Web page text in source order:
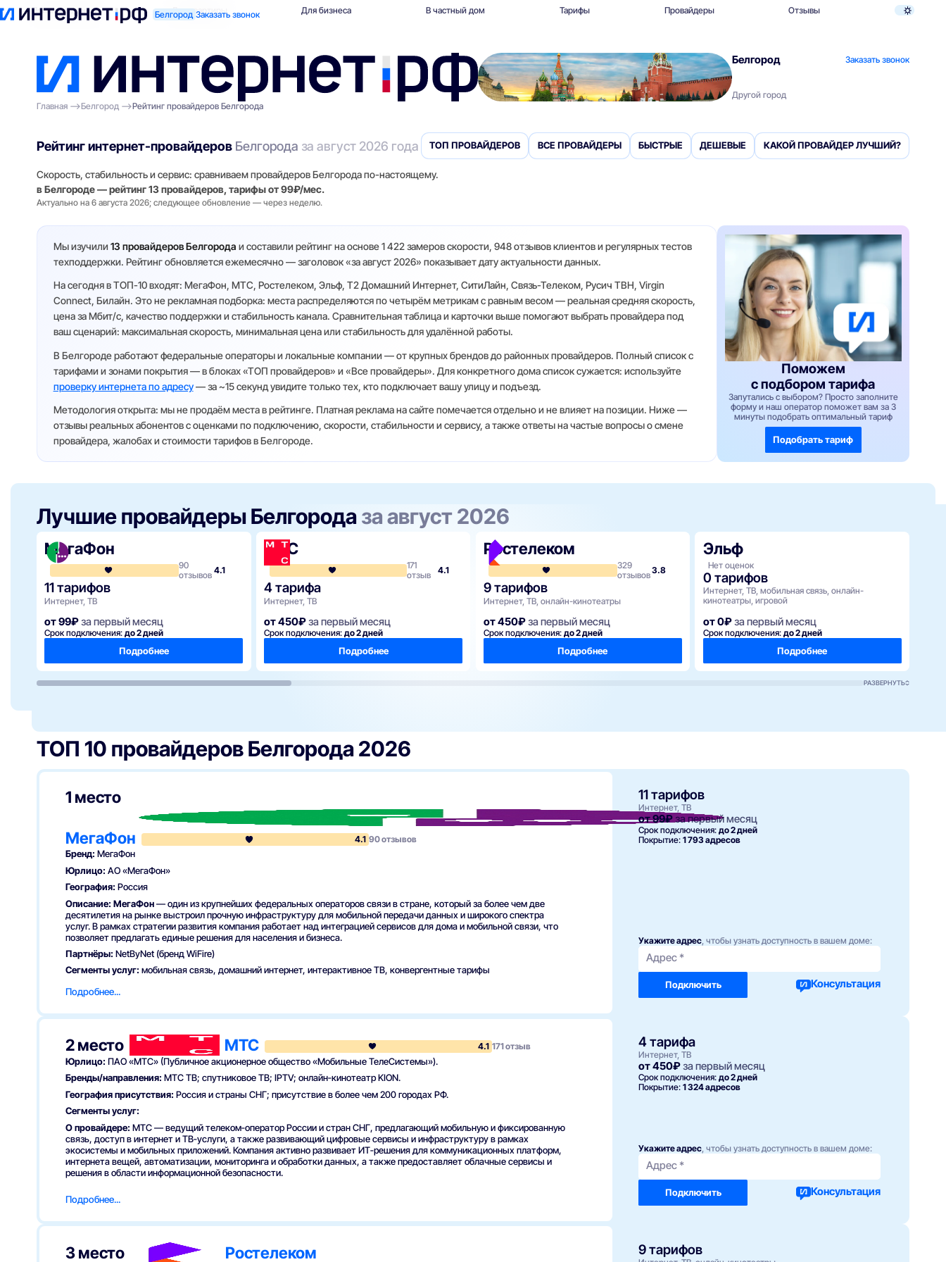
Белгород Заказать звонок
Поиск по адресу Для квартиры Для бизнеса В частный дом Тарифы Провайдеры Отзывы
Белгород Заказать звонок
Другой город
Главная
Белгород Рейтинг провайдеров Белгорода
Рейтинг интернет-провайдеров Белгорода за август 2026 года ТОП ПРОВАЙДЕРОВ ВСЕ ПРОВАЙДЕРЫ БЫСТРЫЕ ДЕШЕВЫЕ КАКОЙ ПРОВАЙДЕР ЛУЧШИЙ?
Скорость, стабильность и сервис: сравниваем провайдеров Белгорода по-настоящему.
в Белгороде — рейтинг 13 провайдеров, тарифы от 99₽/мес.
Актуально на 6 августа 2026; следующее обновление — через неделю.
Мы изучили 13 провайдеров Белгорода и составили рейтинг на основе 1 422 замеров скорости, 948 отзывов клиентов и регулярных тестов
техподдержки. Рейтинг обновляется ежемесячно — заголовок «за август 2026» показывает дату актуальности данных.
На сегодня в ТОП-10 входят: МегаФон, МТС, Ростелеком, Эльф, Т2 Домашний Интернет, СитиЛайн, Связь-Телеком, Русич ТВН, Virgin
Connect, Билайн. Это не рекламная подборка: места распределяются по четырём метрикам с равным весом — реальная средняя скорость,
цена за Мбит/с, качество поддержки и стабильность канала. Сравнительная таблица и карточки выше помогают выбрать провайдера под
ваш сценарий: максимальная скорость, минимальная цена или стабильность для удалённой работы.
В Белгороде работают федеральные операторы и локальные компании — от крупных брендов до районных провайдеров. Полный список с
тарифами и зонами покрытия — в блоках «ТОП провайдеров» и «Все провайдеры». Для конкретного дома список сужается: используйте
проверку интернета по адресу— за ~15 секунд увидите только тех, кто подключает вашу улицу и подъезд.
Методология открыта: мы не продаём места в рейтинге. Платная реклама на сайте помечается отдельно и не влияет на позиции. Ниже —
отзывы реальных абонентов с оценками по подключению, скорости, стабильности и сервису, а также ответы на частые вопросы о смене
провайдера, жалобах и стоимости тарифов в Белгороде.
Поможем
с подбором тарифа
Запутались с выбором? Просто заполните
форму и наш оператор поможет вам за 3
минуты подобрать оптимальный тариф
Подобрать тариф
Лучшие провайдеры Белгородаза август 2026
МегаФон
4.1
90
отзывов
11 тарифов
Интернет, ТВ
от 99₽за первый месяц
Срок подключения:до 2 дней
Подробнее
МТС
4.1
171
отзыв
4 тарифа
Интернет, ТВ
от 450₽за первый месяц
Срок подключения:до 2 дней
Подробнее
Ростелеком
3.8
329
отзывов
9 тарифов
Интернет, ТВ, онлайн-кинотеатры
от 450₽за первый месяц
Срок подключения: до 2 дней
Подробнее
Эльф
Нет оценок
0 тарифов
Интернет, ТВ, мобильная связь, онлайн-
кинотеатры, игровой
от 0₽за первый месяц
Срок подключения: до 2 дней
Подробнее
РАЗВЕРНУТЬ
ТОП 10 провайдеровБелгорода 2026
1 место
МегаФон 4.1 90 отзывов
Бренд: МегаФон
Юрлицо: АО «МегаФон»
География: Россия
Описание: МегаФон— один из крупнейших федеральных операторов связи в стране, который за более чем две
десятилетия на рынке выстроил прочную инфраструктуру для мобильной передачи данных и широкого спектра
услуг. В рамках стратегии развития компания работает над интеграцией сервисов для дома и мобильной связи, что
позволяет предлагать единые решения для населения и бизнеса.
Партнёры: NetByNet (бренд WiFire)
Сегменты услуг: мобильная связь, домашний интернет, интерактивное ТВ, конвергентные тарифы
Технологии:
развивает сеть и сервисы, фокусируясь на скорости доступа, стабильности связи и интеграции контента и услуг для
домашних пользователей и корпоративного сектора.
Услуги
Как подключиться
Через наш сервис ИнтернетРФ выберите подходящее решение MegaФона в рамках конвергентной линейки
Оформите заявку онлайн или через консультанта ИнтернетРФ — мы поможем подобрать пакет и оформить
подключение
Подтвердите адрес и согласуйте удобное время визита специалиста для завершения подключения
интернета и ТВ в одном решении.Вопрос:Где доступна услуга?Ответ: сервис доступен в регионах присутствия
ИнтернетРФ, далее наш менеджер свяжется для согласования деталей.
Подробнее...
11 тарифов
Интернет, ТВ
от 99₽за первый месяц
Срок подключения:до 2 дней
Покрытие:1 793 адресов
Укажите адрес, чтобы узнать доступность в вашем доме:
Адрес *
Подключить Консультация
2 место МТС 4.1 171 отзыв
Юрлицо: ПАО «МТС» (Публичное акционерное общество «Мобильные ТелеСистемы»).
Бренды/направления: МТС ТВ; спутниковое ТВ; IPTV; онлайн‑кинотеатр KION.
География присутствия: Россия и страны СНГ; присутствие в более чем 200 городах РФ.
Сегменты услуг:
О провайдере: МТС — ведущий телеком‑оператор России и стран СНГ, предлагающий мобильную и фиксированную
связь, доступ в интернет и ТВ‑услуги, а также развивающий цифровые сервисы и инфраструктуру в рамках
экосистемы и мобильных приложений. Компания активно развивает ИТ‑решения для коммуникационных платформ,
интернета вещей, автоматизации, мониторинга и обработки данных, а также предоставляет облачные сервисы и
решения в области информационной безопасности.
Услуги
Уточнить доступность услуг по адресу через наш сервис и оставить заявку
Выбрать подходящий пакет услуг и оформить договор
Подробнее...
4 тарифа
Интернет, ТВ
от 450₽за первый месяц
Срок подключения:до 2 дней
Покрытие:1 324 адресов
Укажите адрес, чтобы узнать доступность в вашем доме:
Адрес *
Подключить Консультация
3 место Ростелеком 9 тарифов